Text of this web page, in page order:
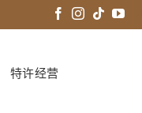
特许经营